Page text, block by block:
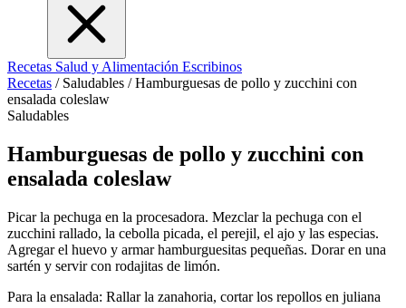
Recetas Salud y Alimentación Escribinos
Recetas / Saludables / Hamburguesas de pollo y zucchini con
ensalada coleslaw
Saludables
Hamburguesas de pollo y zucchini con
ensalada coleslaw
Picar la pechuga en la procesadora. Mezclar la pechuga con el
zucchini rallado, la cebolla picada, el perejil, el ajo y las especias.
Agregar el huevo y armar hamburguesitas pequeñas. Dorar en una
sartén y servir con rodajitas de limón.
Para la ensalada: Rallar la zanahoria, cortar los repollos en juliana